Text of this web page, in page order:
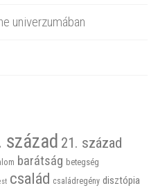
univerzumában
század 21. század
barátság betegség
család családregény disztópia